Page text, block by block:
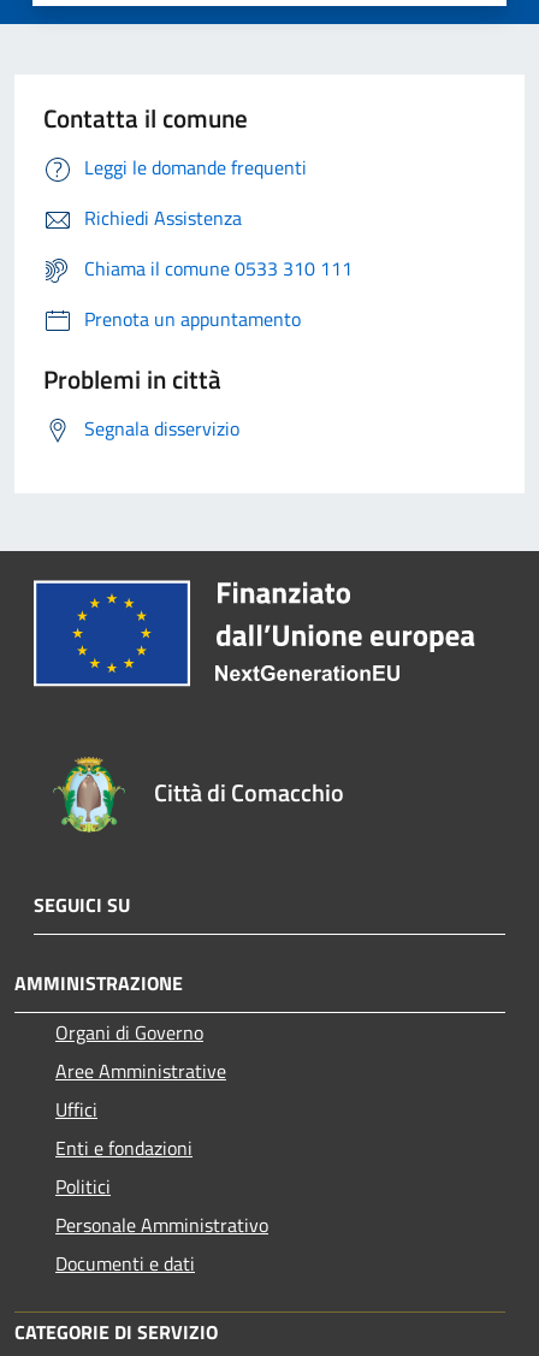
Contatta il comune
Leggi le domande frequenti
Richiedi Assistenza
Chiama il comune 0533 310 111
Prenota un appuntamento
Problemi in città
Segnala disservizio
Città di Comacchio
SEGUICI SU
AMMINISTRAZIONE
Organi di Governo
Aree Amministrative
Uffici
Enti e fondazioni
Politici
Personale Amministrativo
Documenti e dati
CATEGORIE DI SERVIZIO